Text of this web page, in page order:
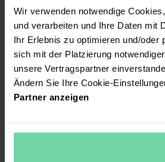
Wir verwenden notwendige
und verarbeiten und Ihre Daten mit
Ihr Erlebnis zu optimieren und/
sich mit der Platzierung
unsere Vertragspartner
Ändern Sie Ihre Cookie-
Partner anzeigen